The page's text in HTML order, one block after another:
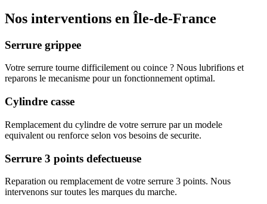
Nos interventions en Île-de-France
Serrure grippee
Votre serrure tourne difficilement ou coince ? Nous lubrifions et
reparons le mecanisme pour un fonctionnement optimal.
Cylindre casse
Remplacement du cylindre de votre serrure par un modele
equivalent ou renforce selon vos besoins de securite.
Serrure 3 points defectueuse
Reparation ou remplacement de votre serrure 3 points. Nous
intervenons sur toutes les marques du marche.